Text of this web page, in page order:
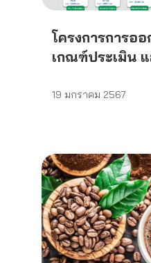
โครงการการอ
เกณฑ์ประเมิน
19 มกราคม 2567